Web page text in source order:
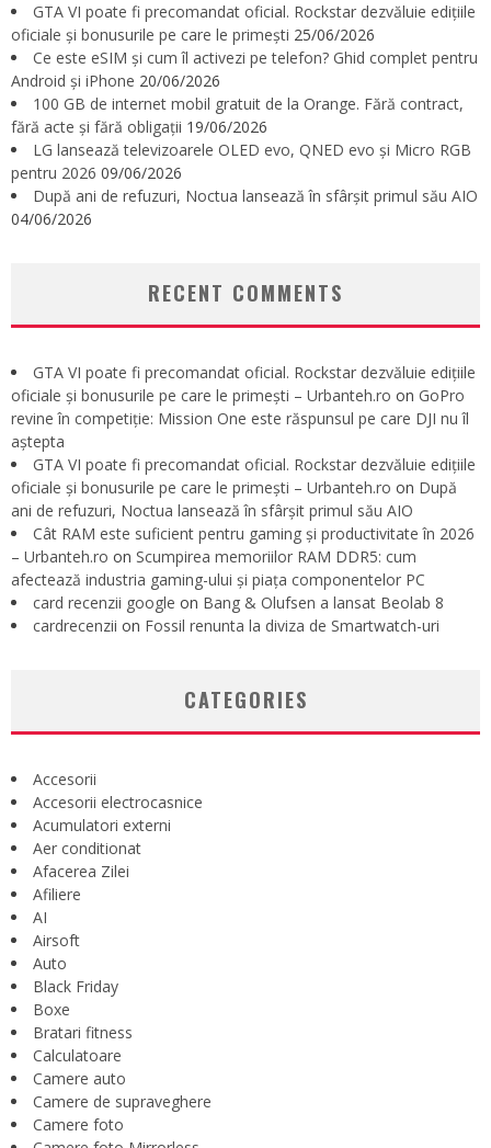
GTA VI poate fi precomandat oficial. Rockstar dezvăluie edițiile
oficiale și bonusurile pe care le primești 25/06/2026
Ce este eSIM și cum îl activezi pe telefon? Ghid complet pentru
Android și iPhone 20/06/2026
100 GB de internet mobil gratuit de la Orange. Fără contract,
fără acte și fără obligații 19/06/2026
LG lansează televizoarele OLED evo, QNED evo și Micro RGB
pentru 2026 09/06/2026
După ani de refuzuri, Noctua lansează în sfârșit primul său AIO
04/06/2026
RECENT COMMENTS
GTA VI poate fi precomandat oficial. Rockstar dezvăluie edițiile
oficiale și bonusurile pe care le primești – Urbanteh.ro on GoPro
revine în competiție: Mission One este răspunsul pe care DJI nu îl
aștepta
GTA VI poate fi precomandat oficial. Rockstar dezvăluie edițiile
oficiale și bonusurile pe care le primești – Urbanteh.ro on După
ani de refuzuri, Noctua lansează în sfârșit primul său AIO
Cât RAM este suficient pentru gaming și productivitate în 2026
– Urbanteh.ro on Scumpirea memoriilor RAM DDR5: cum
afectează industria gaming-ului și piața componentelor PC
card recenzii google on Bang & Olufsen a lansat Beolab 8
cardrecenzii on Fossil renunta la diviza de Smartwatch-uri
CATEGORIES
Accesorii
Accesorii electrocasnice
Acumulatori externi
Aer conditionat
Afacerea Zilei
Afiliere
AI
Airsoft
Auto
Black Friday
Boxe
Bratari fitness
Calculatoare
Camere auto
Camere de supraveghere
Camere foto